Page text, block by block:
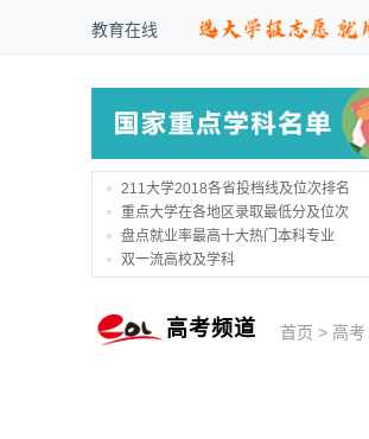
教育在线
211大学2018各省投档线及位次排名
重点大学在各地区录取最低分及位次
盘点就业率最高十大热门本科专业
双一流高校及学科
高考频道 首页 > 高考